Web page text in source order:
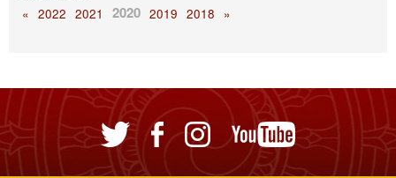
« 2022 2021 2020 2019 2018 »